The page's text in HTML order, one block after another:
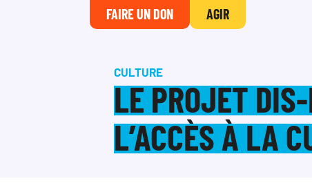
FAIRE UN DON AGIR
CULTURE
LE PROJET
L’ACCÈS À LA